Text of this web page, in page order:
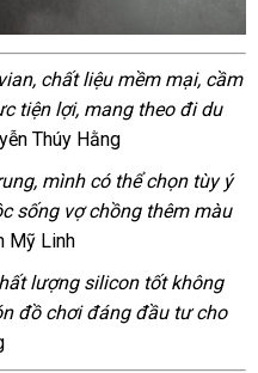
chất liệu mềm mại, cầm
tiện lợi, mang theo đi du
Thúy Hằng
mình có thể chọn tùy ý
sống vợ chồng thêm màu
Mỹ Linh
lượng silicon tốt không
đồ chơi đáng đầu tư cho